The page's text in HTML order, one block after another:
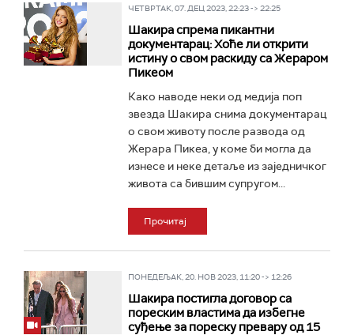
ЧЕТВРТАК, 07. ДЕЦ 2023, 22:23 -> 22:25
Шакира спрема пикантни
документарац: Хоће ли открити
истину о свом раскиду са Жераром
Пикеом
Како наводе неки од медија поп
звезда Шакира снима документарац
о свом животу после развода од
Жерара Пикеа, у коме би могла да
изнесе и неке детаље из заједничког
живота са бившим супругом...
Прочитај
ПОНЕДЕЉАК, 20. НОВ 2023, 11:20 -> 12:26
Шакира постигла договор са
пореским властима да избегне
суђење за пореску превару од 15